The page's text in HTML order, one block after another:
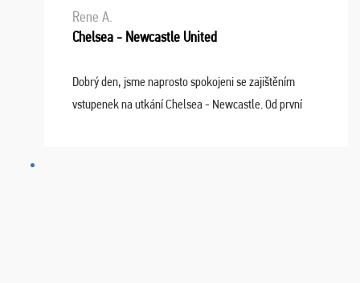
Rene A.
Chelsea - Newcastle United
Dobrý den, jsme naprosto spokojeni se zajištěním
vstupenek na utkání Chelsea - Newcastle. Od první